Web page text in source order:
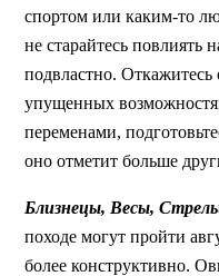
спортом или каким-то
не старайтесь повлиять
подвластно.
упущенных
переменами,
оно отметит больше
Близнецы, Весы,
походе могут пройти
более конструктивно.